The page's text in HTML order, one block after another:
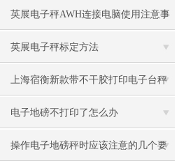
英展电子秤AWH连接电脑使用注意事
项
英展电子秤标定方法
上海宿衡新款带不干胶打印电子台秤
特色
电子地磅不打印了怎么办
操作电子地磅秤时应该注意的几个要